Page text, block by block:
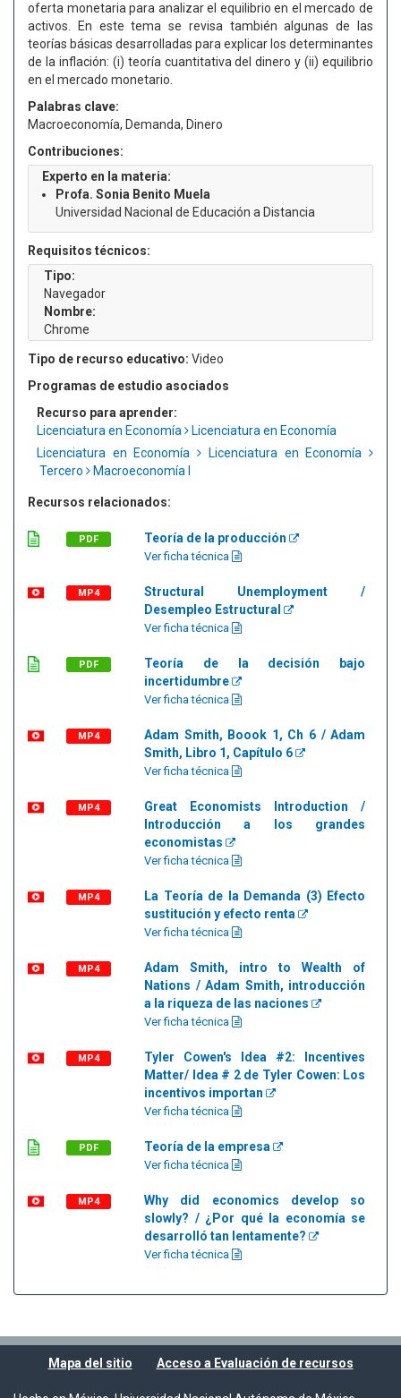
oferta monetaria para analizar el equilibrio en el mercado de
activos. En este tema se revisa también algunas de las
teorías básicas desarrolladas para explicar los determinantes
de la inflación: (i) teoría cuantitativa del dinero y (ii) equilibrio
en el mercado monetario.
Palabras clave:
Macroeconomía, Demanda, Dinero
Contribuciones:
Experto en la materia:
Profa. Sonia Benito Muela
Universidad Nacional de Educación a Distancia
Requisitos técnicos:
Tipo:
Navegador
Nombre:
Chrome
Tipo de recurso educativo: Video
Programas de estudio asociados
Recurso para aprender:
Licenciatura en Economía
Licenciatura en Economía
Licenciatura en Economía
Licenciatura en Economía
Tercero
Macroeconomía I
Recursos relacionados:
PDF Teoría de la producción
Ver ficha técnica
MP4
Structural Unemployment /
Desempleo Estructural
Ver ficha técnica
PDF
Teoría de la decisión bajo
incertidumbre
Ver ficha técnica
MP4
Adam Smith, Boook 1, Ch 6 / Adam
Smith, Libro 1, Capítulo 6
Ver ficha técnica
MP4
Great Economists Introduction /
Introducción a los grandes
economistas
Ver ficha técnica
MP4
La Teoría de la Demanda (3) Efecto
sustitución y efecto renta
Ver ficha técnica
MP4
Adam Smith, intro to Wealth of
Nations / Adam Smith, introducción
a la riqueza de las naciones
Ver ficha técnica
MP4
Tyler Cowen's Idea #2: Incentives
Matter/ Idea # 2 de Tyler Cowen: Los
incentivos importan
Ver ficha técnica
PDF Teoría de la empresa
Ver ficha técnica
MP4
Why did economics develop so
slowly? / ¿Por qué la economía se
desarrolló tan lentamente?
Ver ficha técnica
Mapa del sitio Acceso a Evaluación de recursos